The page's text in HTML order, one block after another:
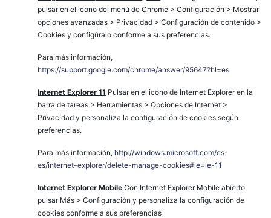
pulsar en el icono del menú de Chrome > Configuración > Mostrar
opciones avanzadas > Privacidad > Configuración de contenido >
Cookies y configúralo conforme a sus preferencias.
Para más información,
https://support.google.com/chrome/answer/95647?hl=es
Internet Explorer 11 Pulsar en el icono de Internet Explorer en la
barra de tareas > Herramientas > Opciones de Internet >
Privacidad y personaliza la configuración de cookies según
preferencias.
Para más información, http://windows.microsoft.com/es-
es/internet-explorer/delete-manage-cookies#ie=ie-11
Internet Explorer Mobile Con Internet Explorer Mobile abierto,
pulsar Más > Configuración y personaliza la configuración de
cookies conforme a sus preferencias